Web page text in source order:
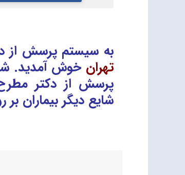
به سیستم پرسش از
تهران خوش آمدید.
پرسش از دکتر
شایع دیگر بیماران بر